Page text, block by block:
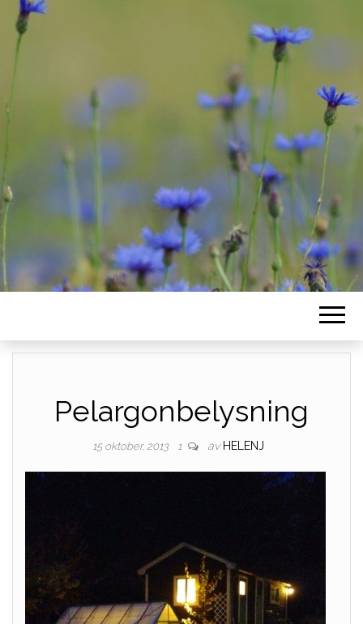
Pelargonbelysning
15 oktober, 2013 1 av HELENJ